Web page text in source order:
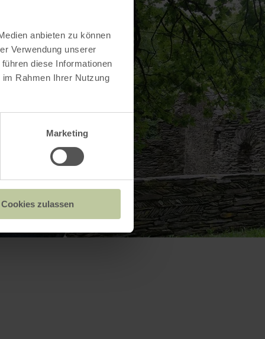
anbieten zu können
Verwendung unserer
diese Informationen
Rahmen Ihrer Nutzung
Marketing
Cookies zulassen